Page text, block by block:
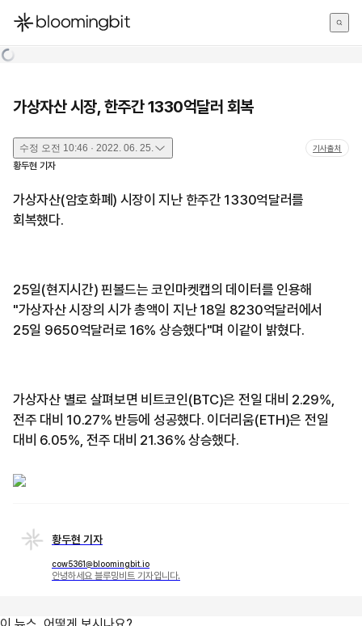
한국어
가상자산 시장, 한주간 1330억달러 회복
수정 오전 10:46 · 2022. 06. 25. 기사출처
황두현 기자
가상자산(암호화폐) 시장이 지난 한주간 1330억달러를
회복했다.
25일(현지시간) 핀볼드는 코인마켓캡의 데이터를 인용해
"가상자산 시장의 시가 총액이 지난 18일 8230억달러에서
25일 9650억달러로 16% 상승했다"며 이같이 밝혔다.
가상자산 별로 살펴보면 비트코인(BTC)은 전일 대비 2.29%,
전주 대비 10.27% 반등에 성공했다. 이더리움(ETH)은 전일
대비 6.05%, 전주 대비 21.36% 상승했다.
황두현 기자
cow5361@bloomingbit.io
안녕하세요 블루밍비트 기자입니다.